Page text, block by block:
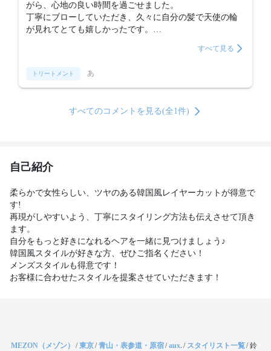
がら、心地の良い時間を過ごせました。
丁寧にブローしていただき、久々に自分の髪で天使の輪
が見れてとても嬉しかったです。
すべて見る
トリートメント あ
すべてのコメントを見る(全1件)
自己紹介
柔らかで女性らしい、ツヤのある韓国風レイヤーカットが得意で
す!
再現がしやすいよう、丁寧にスタイリング方法も伝えさせて頂き
ます。
自分をもっと好きになれるヘアを一緒に見つけましょう♪
韓国風スタイルが好きな方、ぜひご指名ください！
メンズスタイルも得意です！
お客様に合わせたスタイルを提案させていただきます！
MEZON（メゾン） /東京/青山・表参道・原宿/aux./ スタイリスト一覧/鈴